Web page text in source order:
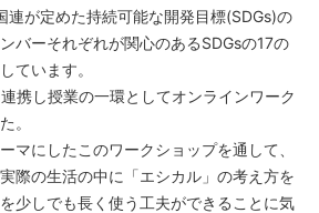
連が定めた持続可能な開発目標(SDGs)の
バーそれぞれが関心のあるSDGsの17の
ています。
携し授業の一環としてオンラインワーク
。
マにしたこのワークショップを通して、
際の生活の中に「エシカル」の考え方を
少しでも長く使う工夫ができることに気